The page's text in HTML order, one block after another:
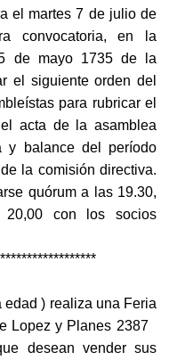
el martes 7 de julio de
convocatoria, en la
de mayo 1735 de la
el siguiente orden del
para rubricar el
acta de la asamblea
y balance del período
la comisión directiva.
quórum a las 19.30,
20,00 con los socios
edad ) realiza una Feria
Lopez y Planes 2387
desean vender sus